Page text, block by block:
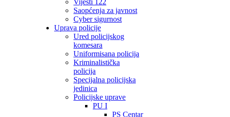
Vijesti 122
Saopćenja za javnost
Cyber sigurnost
Uprava policije
Ured policijskog
komesara
Uniformisana policija
Kriminalistička
policija
Specijalna policijska
jedinica
Policijske uprave
PU I
PS Centar